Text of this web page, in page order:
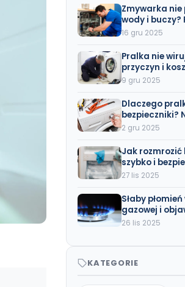
Zmywarka nie
wody i buczy?
Krok po Kroku
16 gru 2025
Pralka nie
przyczyn i
(Beko, Bosch,
9 gru 2025
Dlaczego
bezpieczniki?
przyczyny i
2 gru 2025
Jak rozmrozić
szybko i
Poradnik krok
27 lis 2025
Słaby
gazowej i
zepsutego
26 lis 2025
KATEGORIE